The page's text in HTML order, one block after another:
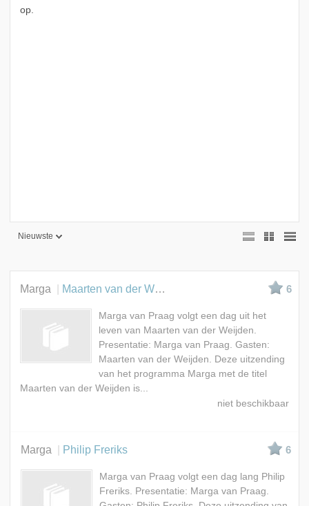
op.
Nieuwste
Marga Maarten van der Weijden 6
Marga van Praag volgt een dag uit het
leven van Maarten van der Weijden.
Presentatie: Marga van Praag. Gasten:
Maarten van der Weijden. Deze uitzending
van het programma Marga met de titel
Maarten van der Weijden is...
Marga Philip Freriks 6
Marga van Praag volgt een dag lang Philip
Freriks. Presentatie: Marga van Praag.